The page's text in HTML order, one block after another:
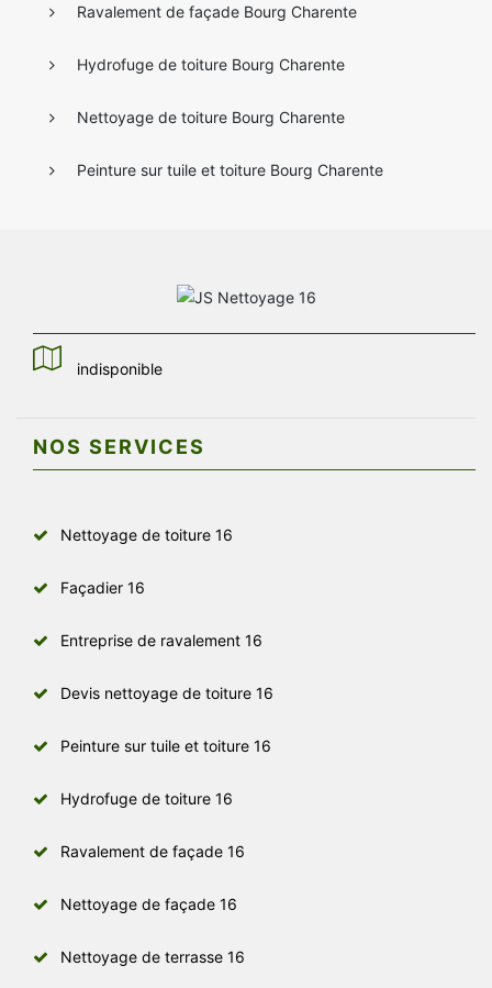
Ravalement de façade Bourg Charente
Hydrofuge de toiture Bourg Charente
Nettoyage de toiture Bourg Charente
Peinture sur tuile et toiture Bourg Charente
indisponible
NOS SERVICES
Nettoyage de toiture 16
Façadier 16
Entreprise de ravalement 16
Devis nettoyage de toiture 16
Peinture sur tuile et toiture 16
Hydrofuge de toiture 16
Ravalement de façade 16
Nettoyage de façade 16
Nettoyage de terrasse 16